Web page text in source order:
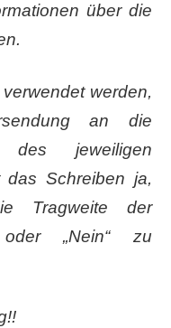
über die
werden,
an die
des jeweiligen
das Schreiben ja,
Tragweite der
„Nein“ zu